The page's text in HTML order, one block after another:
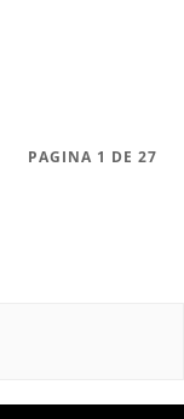
PAGINA 1 DE 27